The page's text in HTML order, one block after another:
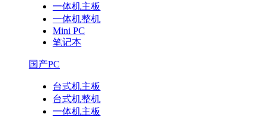
一体机主板
一体机整机
Mini PC
笔记本
国产PC
台式机主板
台式机整机
一体机主板